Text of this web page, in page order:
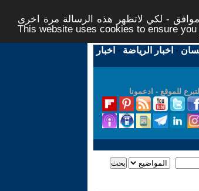
- لكي لاتظهر هذه الرسالة مرة اخرى -
This website uses cookies to ensure
- اخبار الرياضة - اخبار
التبرع للموقع - ادعمونا